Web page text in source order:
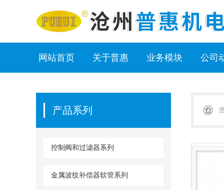
网站首页 关于普惠 业务模块 公司
产品系列
控制阀和过滤器系列
金属波纹补偿器软管系列